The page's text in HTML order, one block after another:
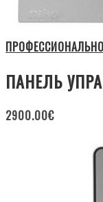
ПАНЕЛЬ
2900.00€